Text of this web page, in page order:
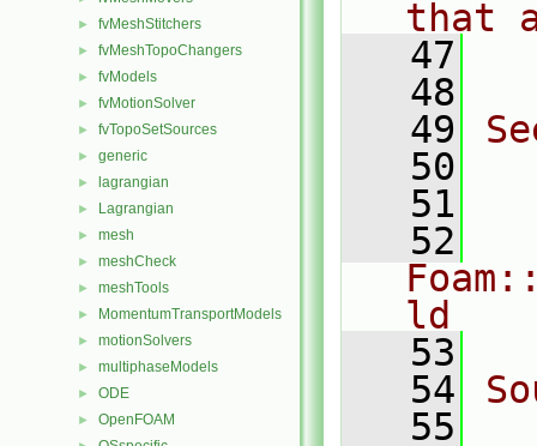
► fvMeshStitchers
► fvMeshTopoChangers
► fvModels
► fvMotionSolver
► fvTopoSetSources
► generic
► lagrangian
► Lagrangian
► mesh
► meshCheck
► meshTools
► MomentumTransportModels
► motionSolvers
► multiphaseModels
► ODE
► OpenFOAM
that
   47
   48
   49
   50
   51
   52
ld
   53
   54
   55